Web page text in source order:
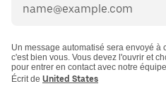
Un message automatisé sera envoyé à
c'est bien vous. Vous devez l'ouvrir et
pour entrer en contact avec notre
Écrit de United States